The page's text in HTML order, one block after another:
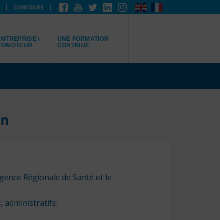
CONCOURS
/
UNE FORMATION
CONTINUE
Régionale de Santé et le
administratifs.